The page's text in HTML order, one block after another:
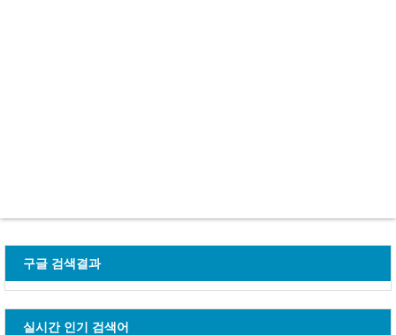
구글 검색결과
실시간 인기 검색어